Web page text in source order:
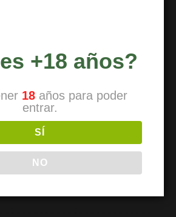
+18 años?
18 años para poder
entrar.
SÍ
NO